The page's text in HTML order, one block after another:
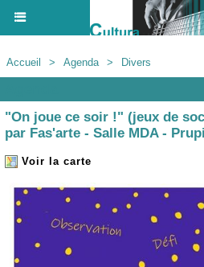
Accueil > Agenda > Divers
"On joue ce soir !" (jeux de
par Fas'arte - Salle MDA -
Voir la carte